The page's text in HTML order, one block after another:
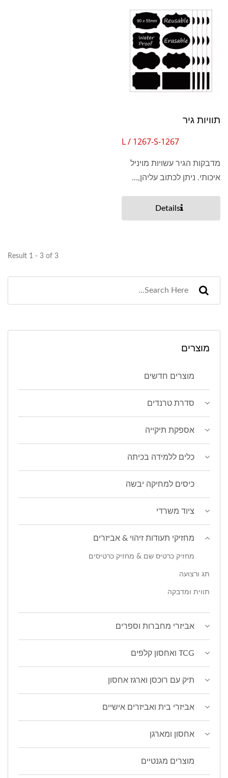
תוויות גיר
1267-L / 1267-S
מדבקות הגיר עשויות מויניל
איכותי. ניתן לכתוב עליהן,...
Details
Result 1 - 3 of 3
מוצרים
מוצרים חדשים
סדרת טרנדים
אספקת תיקייה
כלים ללמידה בכיתה
כיסים למחיקה יבשה
ציוד משרדי
מחזיקי תעודות זיהוי & אביזרים
מחזיק כרטיס שם & מחזיק כרטיסים
תג ורצועה
תווית ומדבקה
אביזרי מחברות וספרים
TCG ואחסון קלפים
תיק עם רוכסן וארגז אחסון
אביזרי בית ואביזרים אישיים
אחסון ומארגן
מוצרים מגנטיים